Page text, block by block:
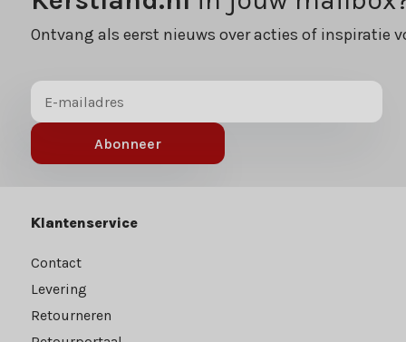
Ontvang als eerst nieuws over acties of inspiratie
Abonneer
Klantenservice
Contact
Levering
Retourneren